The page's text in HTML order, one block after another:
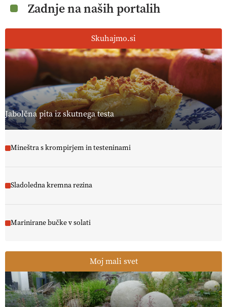
Zadnje na naših portalih
Skuhajmo.si
Jabolčna pita iz skutnega testa
Mineštra s krompirjem in testeninami
Sladoledna kremna rezina
Marinirane bučke v solati
Moj mali svet